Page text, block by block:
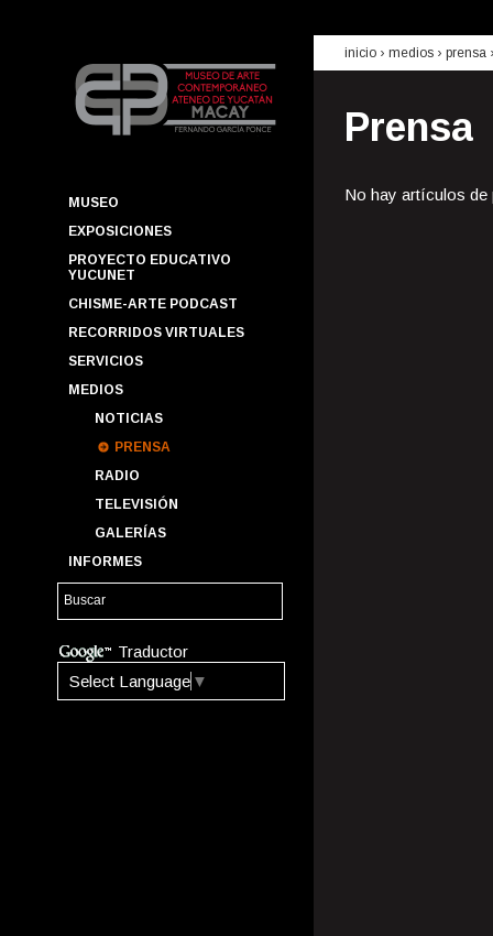
MUSEO
EXPOSICIONES
PROYECTO EDUCATIVO
YUCUNET
CHISME-ARTE PODCAST
RECORRIDOS VIRTUALES
SERVICIOS
MEDIOS
NOTICIAS
PRENSA
RADIO
TELEVISIÓN
GALERÍAS
INFORMES
Traductor
Select Language ▼
inicio › medios › prensa
Prensa
No hay artículos de